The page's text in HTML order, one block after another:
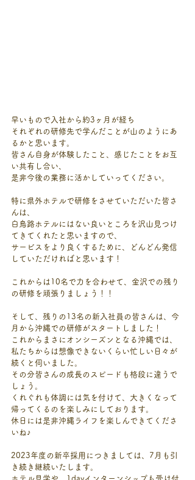
早いもので入社から約3ヶ月が経ち
それぞれの研修先で学んだことが山のようにあ
るかと思います。
皆さん自身が体験したこと、感じたことをお互
い共有し合い、
是非今後の業務に活かしていってください。
特に県外ホテルで研修をさせていただいた皆さ
んは、
白鳥路ホテルにはない良いところを沢山見つけ
てきてくれたと思いますので、
サービスをより良くするために、どんどん発信
していただければと思います！
これからは10名で力を合わせて、金沢での残り
の研修を頑張りましょう！！
そして、残りの13名の新入社員の皆さんは、今
月から沖縄での研修がスタートしました！
これからまさにオンシーズンとなる沖縄では、
私たちからは想像できないくらい忙しい日々が
続くと伺いました。
その分皆さんの成長のスピードも格段に違うで
しょう。
くれぐれも体調には気を付けて、大きくなって
帰ってくるのを楽しみにしております。
休日には是非沖縄ライフを楽しんできてくださ
いね♪
2023年度の新卒採用につきましては、7月も引
き続き継続いたします。